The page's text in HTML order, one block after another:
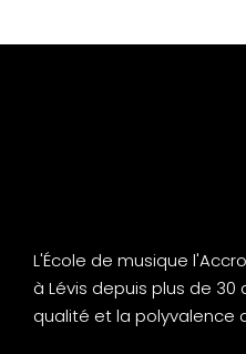
L'École de musique
à Lévis depuis plus de
qualité et la polyvalence